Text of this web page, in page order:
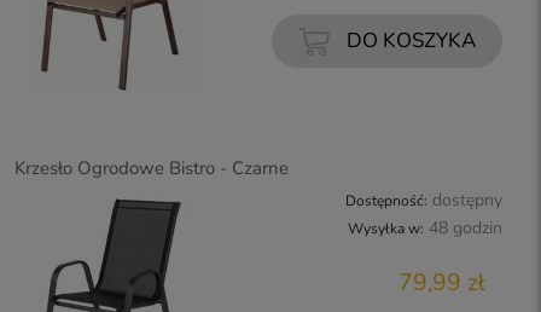
DO KOSZYKA
Krzesło Ogrodowe Bistro - Czarne
Dostępność: dostępny
Wysyłka w: 48 godzin
79,99 zł